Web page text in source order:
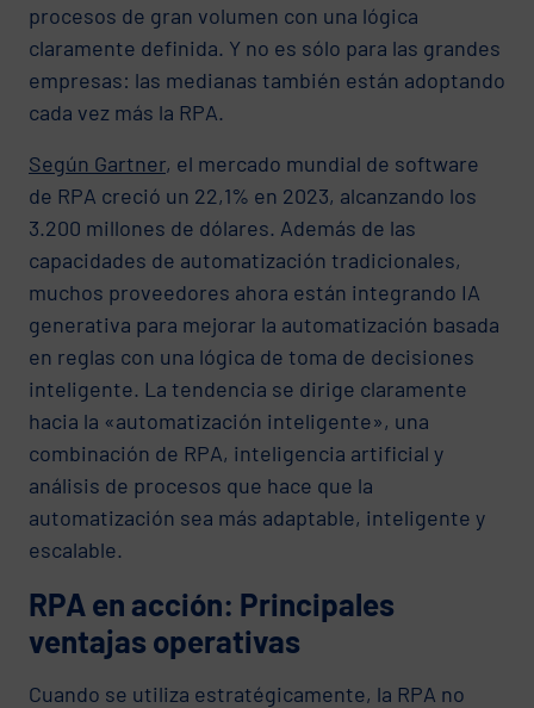
procesos de gran volumen con una lógica
claramente definida. Y no es sólo para las grandes
empresas: las medianas también están adoptando
cada vez más la RPA.
Según Gartner, el mercado mundial de software
de RPA creció un 22,1% en 2023, alcanzando los
3.200 millones de dólares. Además de las
capacidades de automatización tradicionales,
muchos proveedores ahora están integrando IA
generativa para mejorar la automatización basada
en reglas con una lógica de toma de decisiones
inteligente. La tendencia se dirige claramente
hacia la «automatización inteligente», una
combinación de RPA, inteligencia artificial y
análisis de procesos que hace que la
automatización sea más adaptable, inteligente y
escalable.
RPA en acción: Principales
ventajas operativas
Cuando se utiliza estratégicamente, la RPA no